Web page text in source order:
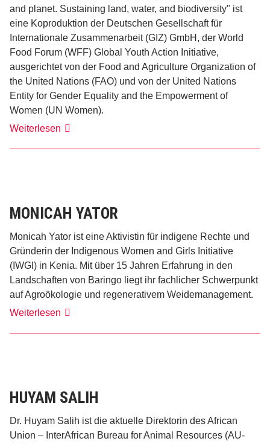
and planet. Sustaining land, water, and biodiversity" ist
eine Koproduktion der Deutschen Gesellschaft für
Internationale Zusammenarbeit (GIZ) GmbH, der World
Food Forum (WFF) Global Youth Action Initiative,
ausgerichtet von der Food and Agriculture Organization of
the United Nations (FAO) und von der United Nations
Entity for Gender Equality and the Empowerment of
Women (UN Women).
Weiterlesen GIZ,
WFF
MONICAH YATOR
Monicah Yator ist eine Aktivistin für indigene Rechte und
Gründerin der Indigenous Women and Girls Initiative
(IWGI) in Kenia. Mit über 15 Jahren Erfahrung in den
Landschaften von Baringo liegt ihr fachlicher Schwerpunkt
auf Agroökologie und regenerativem Weidemanagement.
Weiterlesen Monicah
HUYAM SALIH
Dr. Huyam Salih ist die aktuelle Direktorin des African
Union – InterAfrican Bureau for Animal Resources (AU-